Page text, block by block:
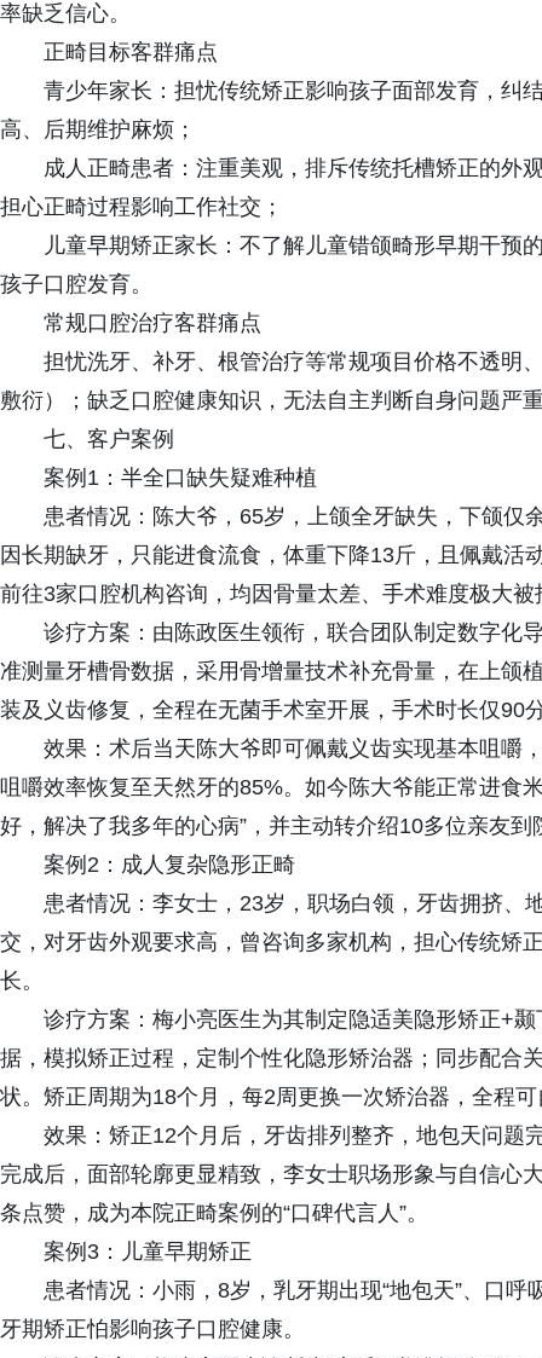
率缺乏信心。
正畸目标客群痛点
青少年家长：担忧传统矫正影响孩子面部发育，纠
高、后期维护麻烦；
成人正畸患者：注重美观，排斥传统托槽矫正的外
担心正畸过程影响工作社交；
儿童早期矫正家长：不了解儿童错颌畸形早期干预
孩子口腔发育。
常规口腔治疗客群痛点
担忧洗牙、补牙、根管治疗等常规项目价格不透明
敷衍）；缺乏口腔健康知识，无法自主判断自身问题严
七、客户案例
案例1：半全口缺失疑难种植
患者情况：陈大爷，65岁，上颌全牙缺失，下颌
因长期缺牙，只能进食流食，体重下降13斤，且佩戴
前往3家口腔机构咨询，均因骨量太差、手术难度极大
诊疗方案：由陈政医生领衔，联合团队制定数字化
准测量牙槽骨数据，采用骨增量技术补充骨量，在上颌
装及义齿修复，全程在无菌手术室开展，手术时长仅90
效果：术后当天陈大爷即可佩戴义齿实现基本咀嚼
咀嚼效率恢复至天然牙的85%。如今陈大爷能正常进食
好，解决了我多年的心病”，并主动转介绍10多位亲友到
案例2：成人复杂隐形正畸
患者情况：李女士，23岁，职场白领，牙齿拥挤、
交，对牙齿外观要求高，曾咨询多家机构，担心传统矫
长。
诊疗方案：梅小亮医生为其制定隐适美隐形矫正+
据，模拟矫正过程，定制个性化隐形矫治器；同步配合
状。矫正周期为18个月，每2周更换一次矫治器，全程
效果：矫正12个月后，牙齿排列整齐，地包天问题
完成后，面部轮廓更显精致，李女士职场形象与自信心
条点赞，成为本院正畸案例的“口碑代言人”。
案例3：儿童早期矫正
患者情况：小雨，8岁，乳牙期出现“地包天”、口
牙期矫正怕影响孩子口腔健康。